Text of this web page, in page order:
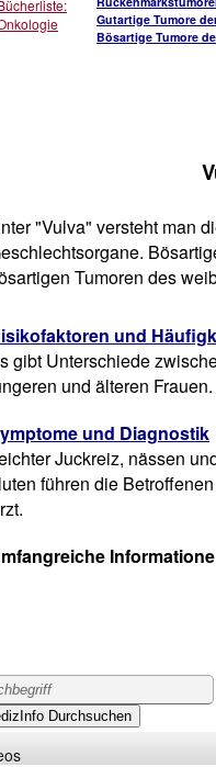
Gutartige Tumore
Bösartige Tumore
"Vulva" versteht man
Tumoren des
und
gibt Unterschiede
und älteren Frauen.
und Diagnostik
Juckreiz, nässen
führen die